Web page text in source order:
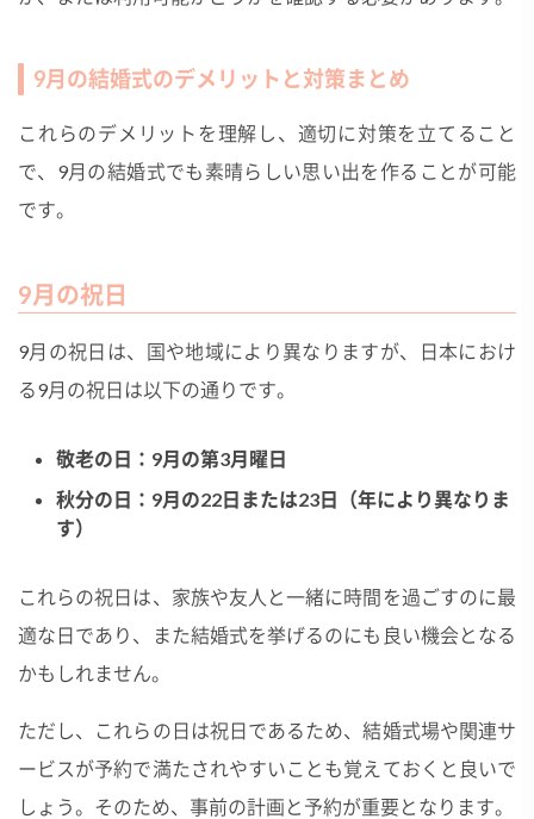
9月の結婚式のデメリットと対策まとめ
これらのデメリットを理解し、適切に対策を立てること
で、9月の結婚式でも素晴らしい思い出を作ることが可能
です。
9月の祝日
9月の祝日は、国や地域により異なりますが、日本におけ
る9月の祝日は以下の通りです。
敬老の日：9月の第3月曜日
秋分の日：9月の22日または23日（年により異なりま
す）
これらの祝日は、家族や友人と一緒に時間を過ごすのに最
適な日であり、また結婚式を挙げるのにも良い機会となる
かもしれません。
ただし、これらの日は祝日であるため、結婚式場や関連サ
ービスが予約で満たされやすいことも覚えておくと良いで
しょう。そのため、事前の計画と予約が重要となります。